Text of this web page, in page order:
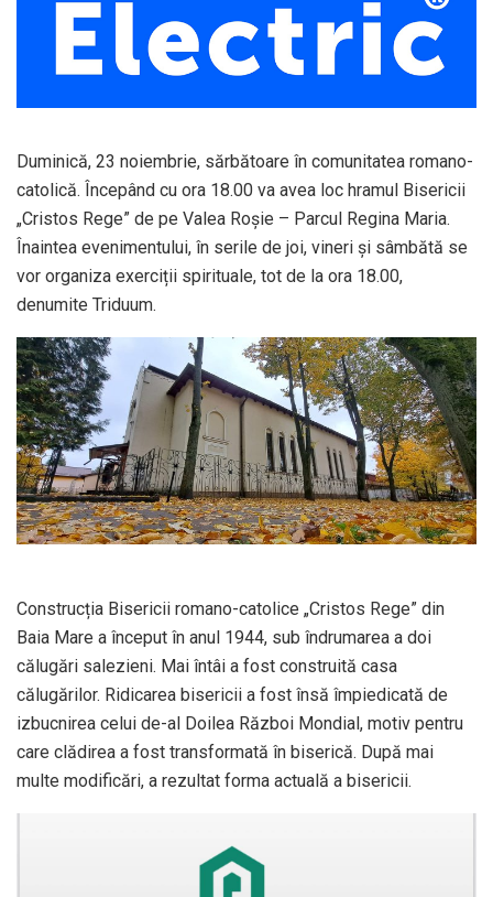
Duminică, 23 noiembrie, sărbătoare în comunitatea romano-
catolică. Începând cu ora 18.00 va avea loc hramul Bisericii
„Cristos Rege” de pe Valea Roșie – Parcul Regina Maria.
Înaintea evenimentului, în serile de joi, vineri și sâmbătă se
vor organiza exerciții spirituale, tot de la ora 18.00,
denumite Triduum.
Construcția Bisericii romano-catolice „Cristos Rege” din
Baia Mare a început în anul 1944, sub îndrumarea a doi
călugări salezieni. Mai întâi a fost construită casa
călugărilor. Ridicarea bisericii a fost însă împiedicată de
izbucnirea celui de-al Doilea Război Mondial, motiv pentru
care clădirea a fost transformată în biserică. După mai
multe modificări, a rezultat forma actuală a bisericii.